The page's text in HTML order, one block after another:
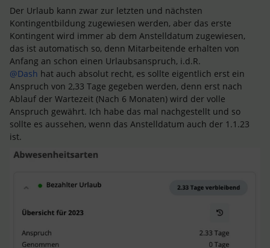
Der Urlaub kann zwar zur letzten und nächsten
Kontingentbildung zugewiesen werden, aber das erste
Kontingent wird immer ab dem Anstelldatum zugewiesen,
das ist automatisch so, denn Mitarbeitende erhalten von
Anfang an schon einen Urlaubsanspruch, i.d.R.
@Dash hat auch absolut recht, es sollte eigentlich erst ein
Anspruch von 2,33 Tage gegeben werden, denn erst nach
Ablauf der Wartezeit (Nach 6 Monaten) wird der volle
Anspruch gewährt. Ich habe das mal nachgestellt und so
sollte es aussehen, wenn das Anstelldatum auch der 1.1.23
ist.